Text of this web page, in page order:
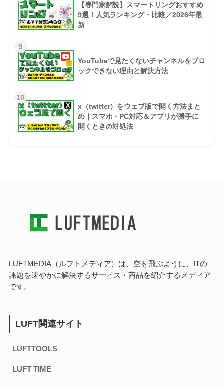
【専門家解説】スマートリングおすすめ
9選！人気ランキング・比較／2026年最
新
9
YouTubeで見たくないチャンネルをブロ
ックできない理由と解決方法
10
x（twitter）をウェブ版で開く方法まと
め｜スマホ・PC対応＆アプリが勝手に
開くときの対処法
LUFTMEDIA（ルフトメディア）は、空を飛ぶように、ITの
課題を速やかに解決するサービス・商品を紹介するメディア
です。
LUFT関連サイト
LUFTTOOLS
LUFT TIME